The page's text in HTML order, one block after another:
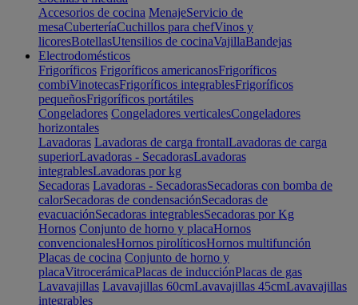
Accesorios de cocina MenajeServicio de
mesaCuberteríaCuchillos para chefVinos y
licoresBotellasUtensilios de cocinaVajillaBandejas
Electrodomésticos
Frigoríficos Frigoríficos americanosFrigoríficos
combiVinotecasFrigoríficos integrablesFrigoríficos
pequeñosFrigoríficos portátiles
Congeladores Congeladores verticalesCongeladores
horizontales
Lavadoras Lavadoras de carga frontalLavadoras de carga
superiorLavadoras - SecadorasLavadoras
integrablesLavadoras por kg
Secadoras Lavadoras - SecadorasSecadoras con bomba de
calorSecadoras de condensaciónSecadoras de
evacuaciónSecadoras integrablesSecadoras por Kg
Hornos Conjunto de horno y placaHornos
convencionalesHornos pirolíticosHornos multifunción
Placas de cocina Conjunto de horno y
placaVitrocerámicaPlacas de inducciónPlacas de gas
Lavavajillas Lavavajillas 60cmLavavajillas 45cmLavavajillas
integrables